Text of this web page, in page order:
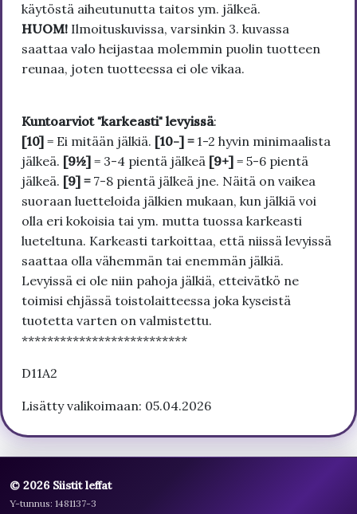
käytöstä aiheutunutta taitos ym. jälkeä.
HUOM! Ilmoituskuvissa, varsinkin 3. kuvassa
saattaa valo heijastaa molemmin puolin tuotteen
reunaa, joten tuotteessa ei ole vikaa.
Kuntoarviot "karkeasti" levyissä:
[10] = Ei mitään jälkiä. [10-] = 1-2 hyvin minimaalista
jälkeä. [9½] = 3-4 pientä jälkeä [9+] = 5-6 pientä
jälkeä. [9] = 7-8 pientä jälkeä jne. Näitä on vaikea
suoraan luetteloida jälkien mukaan, kun jälkiä voi
olla eri kokoisia tai ym. mutta tuossa karkeasti
lueteltuna. Karkeasti tarkoittaa, että niissä levyissä
saattaa olla vähemmän tai enemmän jälkiä.
Levyissä ei ole niin pahoja jälkiä, etteivätkö ne
toimisi ehjässä toistolaitteessa joka kyseistä
tuotetta varten on valmistettu.
**************************
D11A2
Lisätty valikoimaan: 05.04.2026
© 2026 Siistit leffat
Y-tunnus: 1481137-3